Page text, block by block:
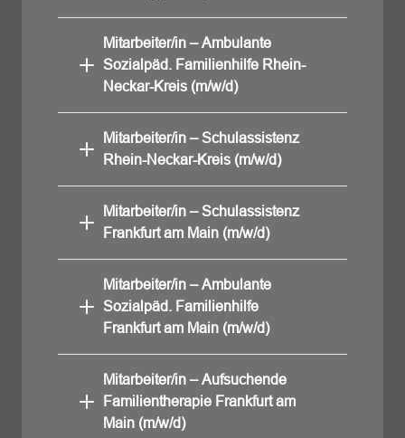
Mitarbeiter/in – Ambulante
Sozialpäd. Familienhilfe Rhein-
Neckar-Kreis (m/w/d)
Mitarbeiter/in – Schulassistenz
Rhein-Neckar-Kreis (m/w/d)
Mitarbeiter/in – Schulassistenz
Frankfurt am Main (m/w/d)
Mitarbeiter/in – Ambulante
Sozialpäd. Familienhilfe
Frankfurt am Main (m/w/d)
Mitarbeiter/in – Aufsuchende
Familientherapie Frankfurt am
Main (m/w/d)